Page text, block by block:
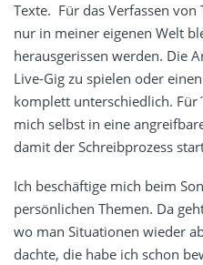
Texte. Für das Verfassen
nur in meiner eigenen Welt
herausgerissen werden. Die
Live-Gig zu spielen oder
komplett unterschiedlich.
mich selbst in eine
damit der Schreibprozess
Ich beschäftige mich beim
persönlichen Themen. Da
wo man Situationen wieder
dachte, die habe ich schon